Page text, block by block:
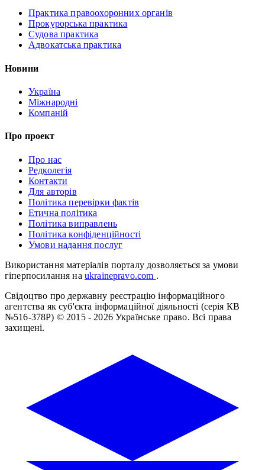
Практика правоохоронних органів
Прокурорська практика
Судова практика
Адвокатська практика
Новини
Україна
Міжнародні
Компаній
Про проект
Про нас
Редколегія
Контакти
Для авторів
Політика перевірки фактів
Етична політика
Політика виправлень
Політика конфіденційності
Умови надання послуг
Використання матеріалів порталу дозволяється за умови
гіперпосилання на ukrainepravo.com .
Свідоцтво про державну реєстрацію інформаційного
агентства як суб'єкта інформаційної діяльності (серія КВ
№516-378Р) © 2015 - 2026 Українське право. Всі права
захищені.